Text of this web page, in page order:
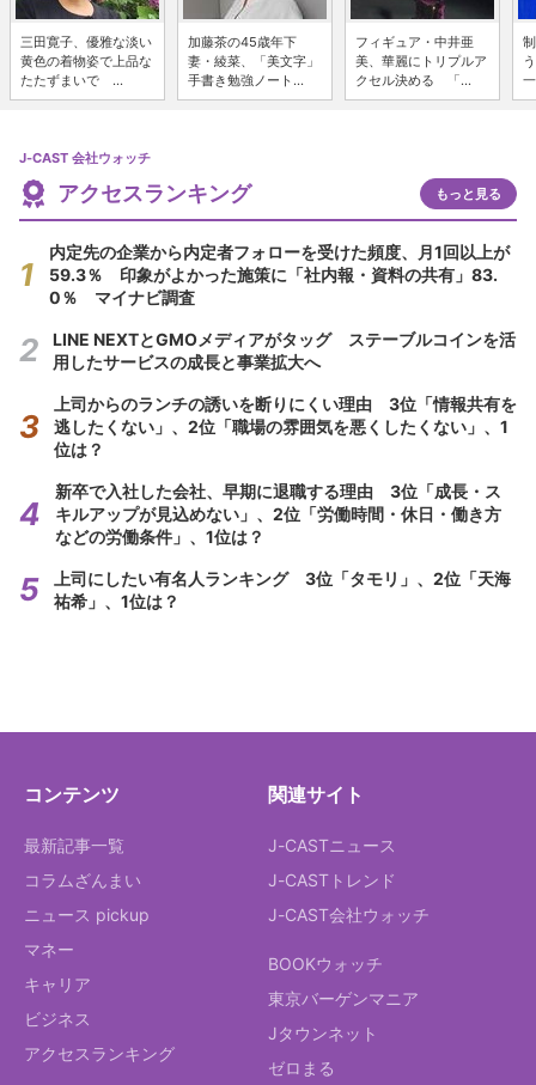
三田寛子、優雅な淡い
黄色の着物姿で上品な
たたずまいで ...
加藤茶の45歳年下
妻・綾菜、「美文字」
手書き勉強ノート...
フィギュア・中井亜
美、華麗にトリプルア
クセル決める 「...
J-CAST 会社ウォッチ
アクセスランキング もっと見る
内定先の企業から内定者フォローを受けた頻度、月1回以上が
59.3％ 印象がよかった施策に「社内報・資料の共有」83.
0％ マイナビ調査
LINE NEXTとGMOメディアがタッグ ステーブルコインを活
用したサービスの成長と事業拡大へ
上司からのランチの誘いを断りにくい理由 3位「情報共有を
逃したくない」、2位「職場の雰囲気を悪くしたくない」、1
位は？
新卒で入社した会社、早期に退職する理由 3位「成長・ス
キルアップが見込めない」、2位「労働時間・休日・働き方
などの労働条件」、1位は？
上司にしたい有名人ランキング 3位「タモリ」、2位「天海
祐希」、1位は？
コンテンツ
最新記事一覧
コラムざんまい
ニュース pickup
マネー
キャリア
ビジネス
アクセスランキング
関連サイト
J-CASTニュース
J-CASTトレンド
J-CAST会社ウォッチ
BOOKウォッチ
東京バーゲンマニア
Jタウンネット
ゼロまる